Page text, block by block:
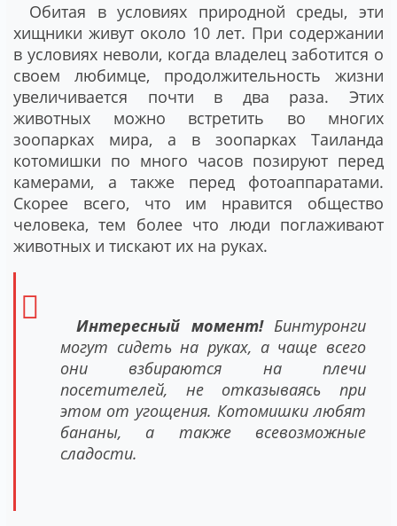
Обитая в условиях природной среды, эти
хищники живут около 10 лет. При содержании
в условиях неволи, когда владелец заботится о
своем любимце, продолжительность жизни
увеличивается почти в два раза. Этих
животных можно встретить во многих
зоопарках мира, а в зоопарках Таиланда
котомишки по много часов позируют перед
камерами, а также перед фотоаппаратами.
Скорее всего, что им нравится общество
человека, тем более что люди поглаживают
животных и тискают их на руках.
Интересный момент!Бинтуронги
могут сидеть на руках, а чаще всего
они взбираются на плечи
посетителей, не отказываясь при
этом от угощения. Котомишки любят
бананы, а также всевозможные
сладости.